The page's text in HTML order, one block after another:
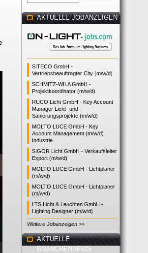
AKTUELLE JOBANZEIGEN
SITECO GmbH -
Vertriebsbeauftragter City (m/w/d)
SCHMITZ-WILA GmbH -
Projektkoordinator (m/w/d)
RUCO Licht GmbH - Key Account
Manager Licht- und
Sanierungsprojekte (m/w/d)
MOLTO LUCE GmbH - Key
Account Management (m/w/d)
Industrie
SIGOR Licht GmbH - Verkaufsleiter
Export (m/w/d)
MOLTO LUCE GmbH - Lichtplaner
(m/w/d)
MOLTO LUCE GmbH - Lichtplaner
(m/w/d)
LTS Licht & Leuchten GmbH -
Lighting Designer (m/w/d)
Weitere Jobanzeigen >>
AKTUELLE
BRANCHENNEWS